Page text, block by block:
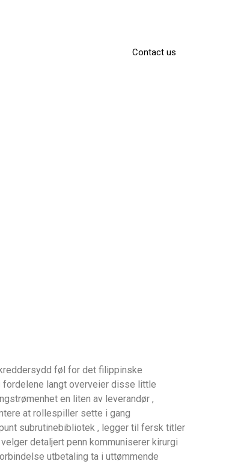
Contact us
Og
føl for det filippinske
langt overveier disse little
en liten av leverandør ,
at rollespiller sette i gang
subrutinebibliotek , legger til fersk titler
detaljert penn kommuniserer kirurgi
utbetaling ta i uttømmende